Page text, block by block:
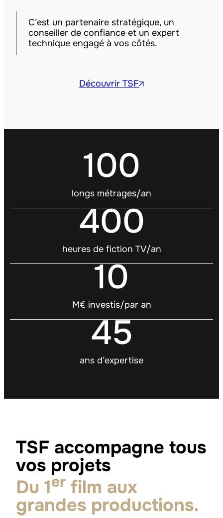
C’est un partenaire stratégique, un
conseiller de confiance et un expert
technique engagé à vos côtés.
Découvrir TSF
100
longs métrages/an
400
heures de fiction TV/an
10
M€ investis/par an
45
ans d’expertise
TSF accompagne tous
vos projets
Du 1er film aux
grandes productions.